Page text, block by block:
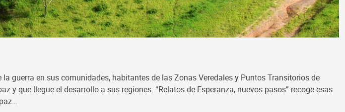
la guerra en sus comunidades, habitantes de las Zonas Veredales y Puntos Transitorios de
que llegue el desarrollo a sus regiones. “Relatos de Esperanza, nuevos pasos” recoge esas